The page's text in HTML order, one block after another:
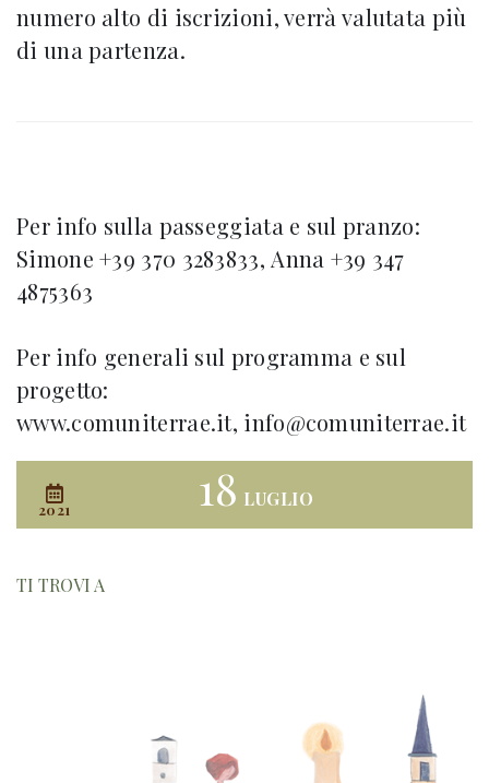
numero alto di iscrizioni, verrà valutata più
di una partenza.
Per info sulla passeggiata e sul pranzo:
Simone +39 370 3283833, Anna +39 347
4875363
Per info generali sul programma e sul
progetto:
www.comuniterrae.it, info@comuniterrae.it
2021 18 LUGLIO
TI TROVI A